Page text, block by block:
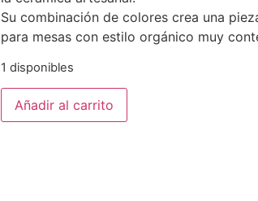
Su combinación de colores crea una
para mesas con estilo orgánico muy
1 disponibles
Vajilla
Origenes
Verde
Añadir al carrito